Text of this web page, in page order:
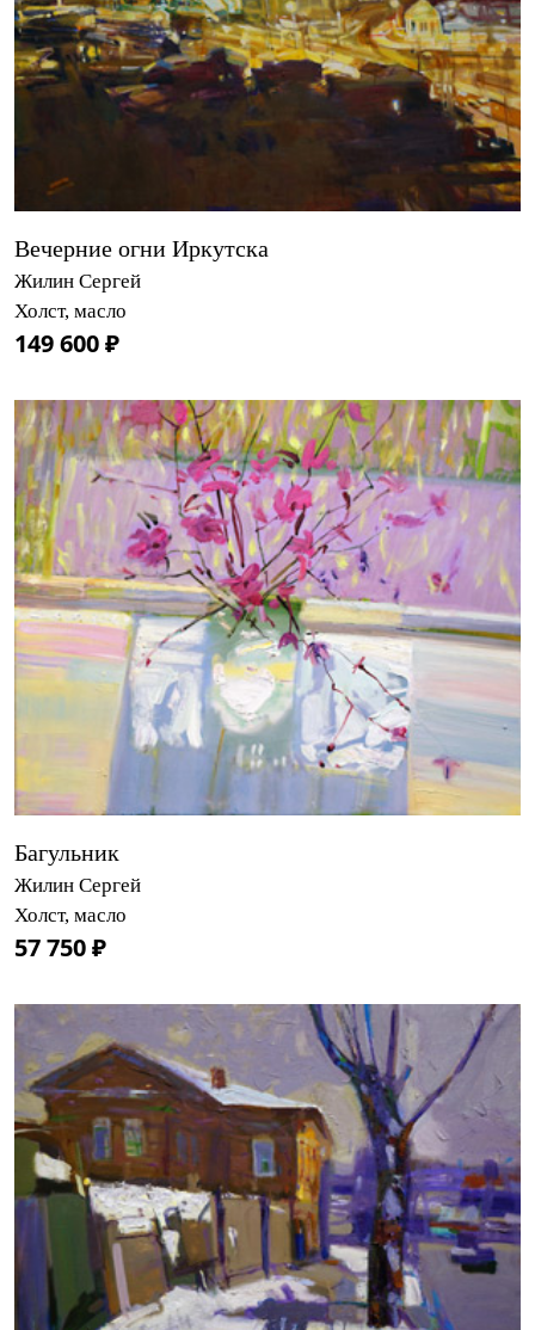
Вечерние огни Иркутска
Жилин Сергей
Холст, масло
149 600 ₽
Багульник
Жилин Сергей
Холст, масло
57 750 ₽